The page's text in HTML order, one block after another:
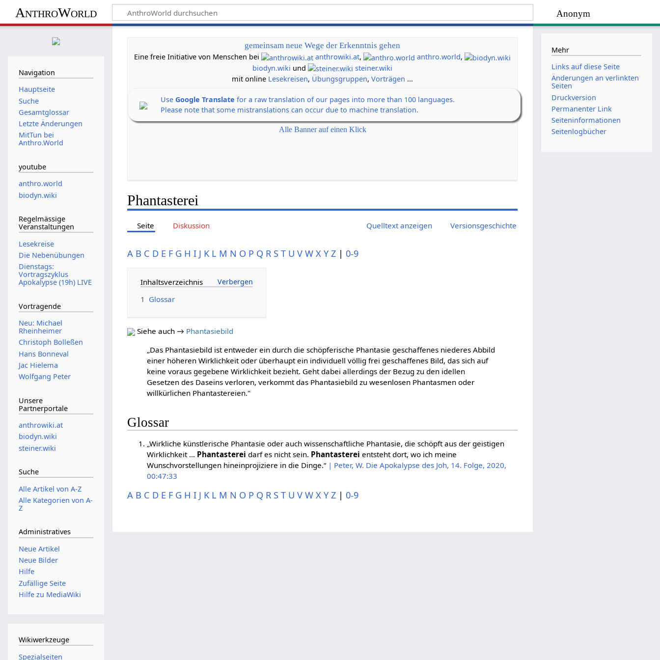
Anonym
AnthroWorld
gemeinsam neue Wege der Erkenntnis gehen
Eine freie Initiative von Menschen bei
anthrowiki.at, anthro.world,
biodyn.wiki und
steiner.wiki
mit online Lesekreisen, Übungsgruppen,Vorträgen ...
UseGoogle Translate for a raw translation of our pages into more than 100 languages.
Please note that some mistranslations can occur due to machine translation.
Alle Banner auf einen Klick
Phantasterei
Seite Diskussion Quelltext anzeigen Versionsgeschichte
A B C D E F G H I J K L M N O P Q R S T U V W X Y Z | 0-9
Inhaltsverzeichnis
1 Glossar
Siehe auch → Phantasiebild
„Das Phantasiebild ist entweder ein durch die schöpferische Phantasie geschaffenes niederes Abbild
einer höheren Wirklichkeit oder überhaupt ein individuell völlig frei geschaffenes Bild, das sich auf
keine voraus gegebene Wirklichkeit bezieht. Geht dabei allerdings der Bezug zu den idellen
Gesetzen des Daseins verloren, verkommt das Phantasiebild zu wesenlosen Phantasmen oder
willkürlichen Phantastereien."
Glossar
„Wirkliche künstlerische Phantasie oder auch wissenschaftliche Phantasie, die schöpft aus der geistigen
Wirklichkeit … Phantasterei darf es nicht sein. Phantasterei entsteht dort, wo ich meine
Wunschvorstellungen hineinprojiziere in die Dinge.“ | Peter, W. Die Apokalypse des Joh, 14. Folge, 2020,
00:47:33
A B C D E F G H I J K L M N O P Q R S T U V W X Y Z | 0-9
Navigation
Hauptseite
Suche
Gesamtglossar
Letzte Änderungen
MitTun bei
Anthro.World
youtube
anthro.world
biodyn.wiki
Regelmässige
Veranstaltungen
Lesekreise
Die Nebenübungen
Dienstags:
Vortragszyklus
Apokalypse (19h) LIVE
Vortragende
Neu: Michael
Rheinheimer
Christoph Bolleßen
Hans Bonneval
Jac Hielema
Wolfgang Peter
Unsere
Partnerportale
anthrowiki.at
biodyn.wiki
steiner.wiki
Suche
Alle Artikel von A-Z
Alle Kategorien von A-
Z
Administratives
Neue Artikel
Neue Bilder
Hilfe
Zufällige Seite
Hilfe zu MediaWiki
Wikiwerkzeuge
Spezialseiten
Mehr
Links auf diese Seite
Änderungen an verlinkten
Seiten
Druckversion
Permanenter Link
Seiten­­informationen
Seitenlogbücher